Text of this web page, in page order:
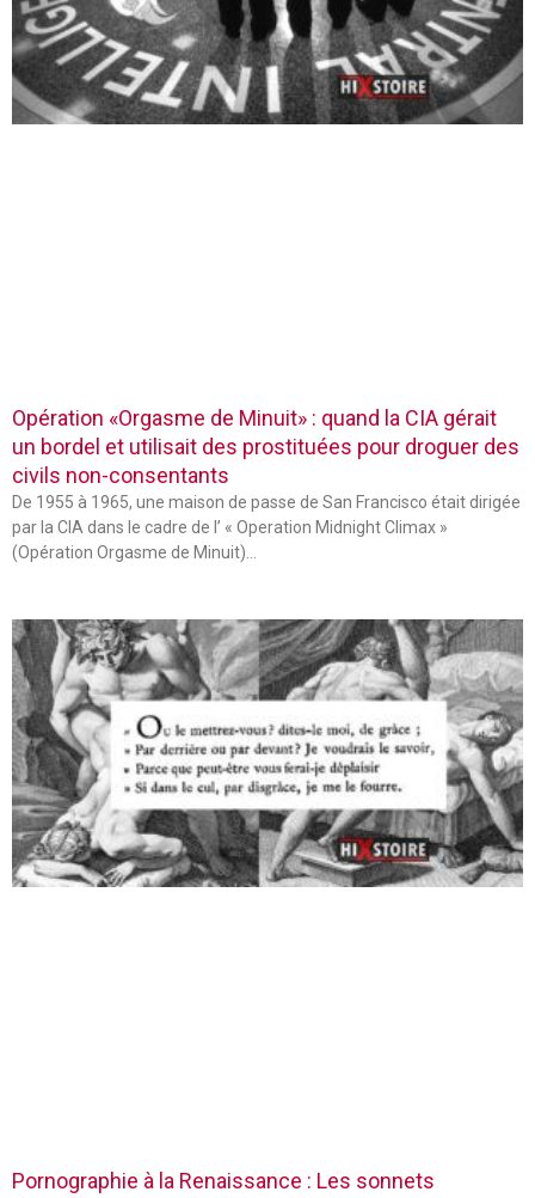
Opération «Orgasme de Minuit» : quand la CIA gérait
un bordel et utilisait des prostituées pour droguer des
civils non-consentants
De 1955 à 1965, une maison de passe de San Francisco était dirigée
par la CIA dans le cadre de l’ « Operation Midnight Climax »
(Opération Orgasme de Minuit)…
Pornographie à la Renaissance : Les sonnets